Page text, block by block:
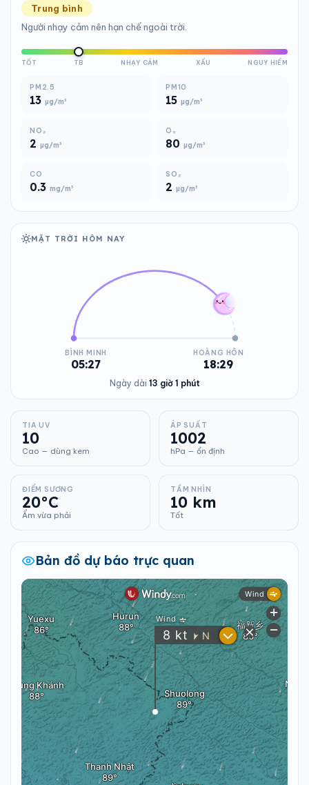
Trung bình
Người nhạy cảm nên hạn chế ngoài trời.
TỐT TB NHẠY CẢM XẤU NGUY HIỂM
PM2.5
13 µg/m³
PM10
15 µg/m³
NO₂
2 µg/m³
O₃
80 µg/m³
CO
0.3 mg/m³
SO₂
2 µg/m³
MẶT TRỜI HÔM NAY
BÌNH MINH
05:27
HOÀNG HÔN
18:29
Ngày dài 13 giờ 1 phút
TIA UV
10
Cao — dùng kem
ÁP SUẤT
1002
hPa — ổn định
ĐIỂM SƯƠNG
20°C
Ẩm vừa phải
TẦM NHÌN
10 km
Tốt
Bản đồ dự báo trực quan